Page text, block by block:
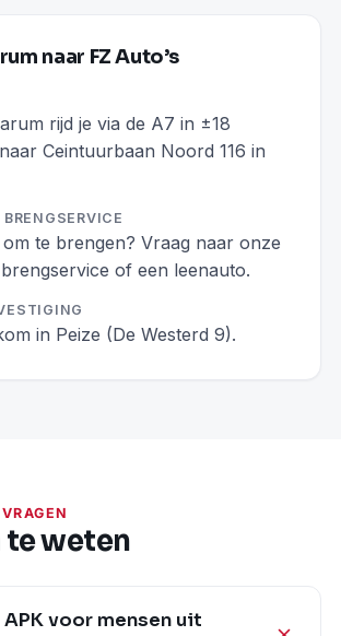
naar FZ Auto’s
rijd je via de A7 in ±18
Ceintuurbaan Noord 116 in
om te brengen? Vraag naar onze
of een leenauto.
in Peize (De Westerd 9).
te weten
voor mensen uit